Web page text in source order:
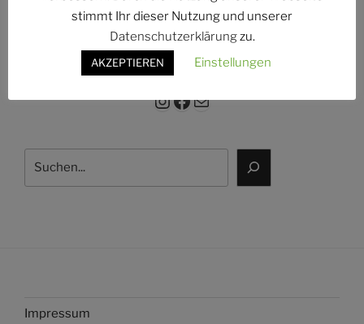
Instagram
Facebook
E-Mail
Impressum
stimmt Ihr dieser Nutzung und unserer
Datenschutzerklärungzu.
AKZEPTIEREN Einstellungen